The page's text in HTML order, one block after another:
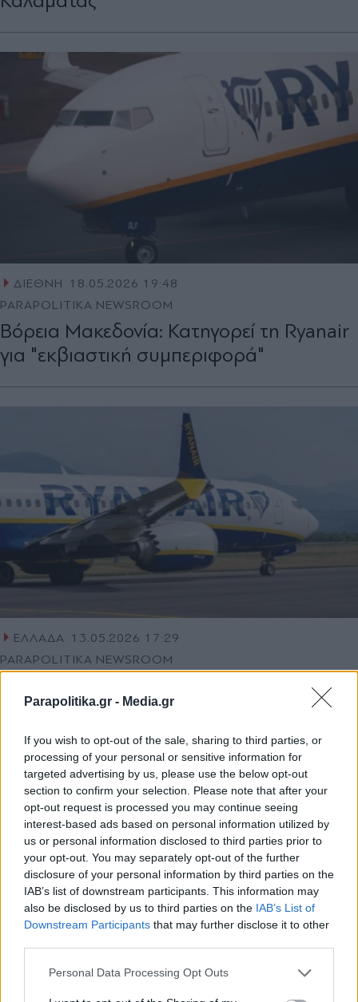
Parapolitika.gr - Media.gr
If you wish to opt-out of the sale, sharing to third parties, or
processing of your personal or sensitive information for
targeted advertising by us, please use the below opt-out
section to confirm your selection. Please note that after your
opt-out request is processed you may continue seeing
interest-based ads based on personal information utilized by
us or personal information disclosed to third parties prior to
your opt-out. You may separately opt-out of the further
disclosure of your personal information by third parties on the
IAB’s list of downstream participants. This information may
also be disclosed by us to third parties on the IAB’s List of
Downstream Participants that may further disclose it to other
Personal Data Processing Opt Outs
ΔΙΕΘΝΗ
18.05.2026 19:48
PARAPOLITIKA NEWSROOM
Βόρεια Μακεδονία: Κατηγορεί τη Ryanair
για "εκβιαστική συμπεριφορά"
ΕΛΛΑΔΑ 13.05.2026 17:29
PARAPOLITIKA NEWSROOM
Επίθεση της Ryanair στη Fraport Greece
για τη Θεσσαλονίκη - Τι ζητεί από την
ελληνική κυβέρνηση
Εγγραφή στο newsletter